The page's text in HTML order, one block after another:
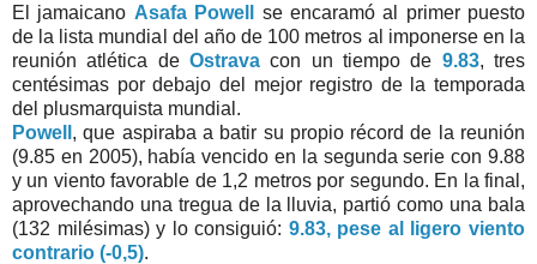
El jamaicano Asafa Powell se encaramó al primer puesto
de la lista mundial del año de 100 metros al imponerse en la
reunión atlética de Ostrava con un tiempo de 9.83, tres
centésimas por debajo del mejor registro de la temporada
del plusmarquista mundial.
Powell , que aspiraba a batir su propio récord de la reunión
(9.85 en 2005), había vencido en la segunda serie con 9.88
y un viento favorable de 1,2 metros por segundo. En la final,
aprovechando una tregua de la lluvia, partió como una bala
(132 milésimas) y lo consiguió: 9.83, pese al ligero viento
contrario (-0,5).